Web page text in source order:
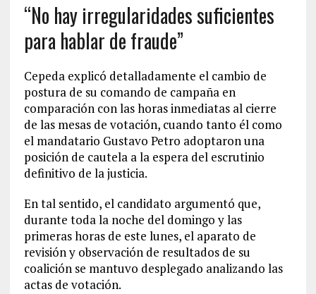
“No hay irregularidades suficientes
para hablar de fraude”
Cepeda explicó detalladamente el cambio de
postura de su comando de campaña en
comparación con las horas inmediatas al cierre
de las mesas de votación, cuando tanto él como
el mandatario Gustavo Petro adoptaron una
posición de cautela a la espera del escrutinio
definitivo de la justicia.
En tal sentido, el candidato argumentó que,
durante toda la noche del domingo y las
primeras horas de este lunes, el aparato de
revisión y observación de resultados de su
coalición se mantuvo desplegado analizando las
actas de votación.